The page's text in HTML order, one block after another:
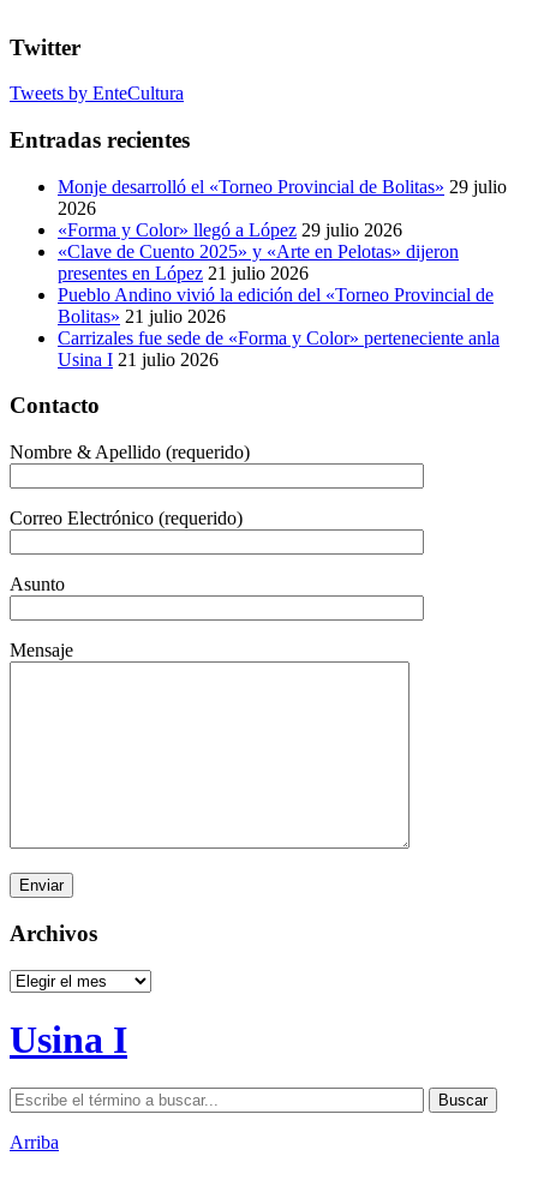
Twitter
Tweets by EnteCultura
Entradas recientes
Monje desarrolló el «Torneo Provincial de Bolitas» 29 julio
2026
«Forma y Color» llegó a López 29 julio 2026
«Clave de Cuento 2025» y «Arte en Pelotas» dijeron
presentes en López 21 julio 2026
Pueblo Andino vivió la edición del «Torneo Provincial de
Bolitas» 21 julio 2026
Carrizales fue sede de «Forma y Color» perteneciente anla
Usina I 21 julio 2026
Contacto
Nombre & Apellido (requerido)
Correo Electrónico (requerido)
Asunto
Mensaje
Archivos
Archivos
Usina I
Arriba